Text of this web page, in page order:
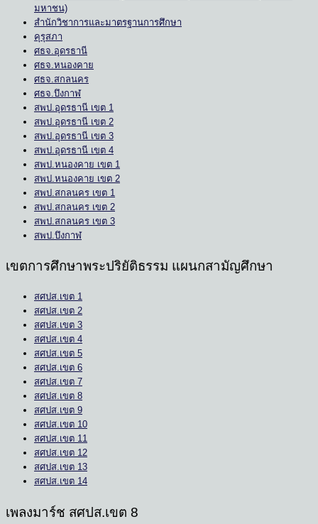
มหาชน)
สำนักวิชาการและมาตรฐานการศึกษา
คุรุสภา
ศธจ.อุดรธานี
ศธจ.หนองคาย
ศธจ.สกลนคร
ศธจ.บึงกาฬ
สพป.อุดรธานี เขต 1
สพป.อุดรธานี เขต 2
สพป.อุดรธานี เขต 3
สพป.อุดรธานี เขต 4
สพป.หนองคาย เขต 1
สพป.หนองคาย เขต 2
สพป.สกลนคร เขต 1
สพป.สกลนคร เขต 2
สพป.สกลนคร เขต 3
สพป.บึงกาฬ
เขตการศึกษาพระปริยัติธรรม แผนกสามัญศึกษา
สศปส.เขต 1
สศปส.เขต 2
สศปส.เขต 3
สศปส.เขต 4
สศปส.เขต 5
สศปส.เขต 6
สศปส.เขต 7
สศปส.เขต 8
สศปส.เขต 9
สศปส.เขต 10
สศปส.เขต 11
สศปส.เขต 12
สศปส.เขต 13
สศปส.เขต 14
เพลงมาร์ช สศปส.เขต 8